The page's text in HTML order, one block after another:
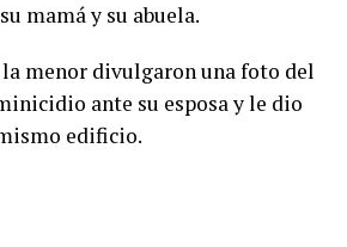
mamá y su abuela.
menor divulgaron una foto del
ante su esposa y le dio
edificio.